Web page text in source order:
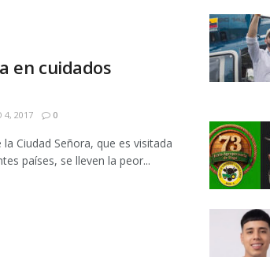
en cuidados
4, 2017 0
Ciudad Señora, que es visitada
países, se lleven la peor...